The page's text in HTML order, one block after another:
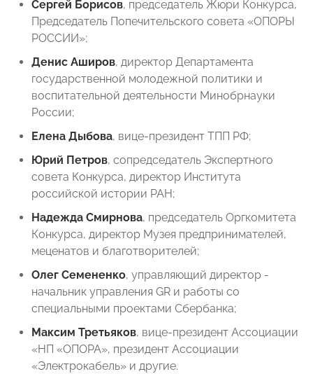
Сергей Борисов, председатель Жюри Конкурса,
Председатель Попечительского совета «ОПОРЫ
РОССИИ»;
Денис Аширов, директор Департамента
государственной молодежной политики и
воспитательной деятельности Минобрнауки
России;
Елена Дыбова, вице-президент ТПП РФ;
Юрий Петров, сопредседатель Экспертного
совета Конкурса, директор Института
российской истории РАН;
Надежда Смирнова, председатель Оргкомитета
Конкурса, директор Музея предпринимателей,
меценатов и благотворителей;
Олег Семененко, управляющий директор -
начальник управления GR и работы со
специальными проектами Сбербанка;
Максим Третьяков, вице-президент Ассоциации
«НП «ОПОРА», президент Ассоциации
«Электрокабель» и другие.